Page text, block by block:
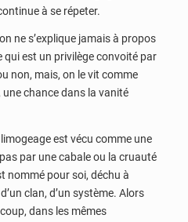
à se répeter.
ne s’explique jamais à propos
est un privilège convoité par
non, mais, on le vit comme
chance dans la vanité
est vécu comme une
par une cabale ou la cruauté
nommé pour soi, déchu à
clan, d’un système. Alors
dans les mêmes